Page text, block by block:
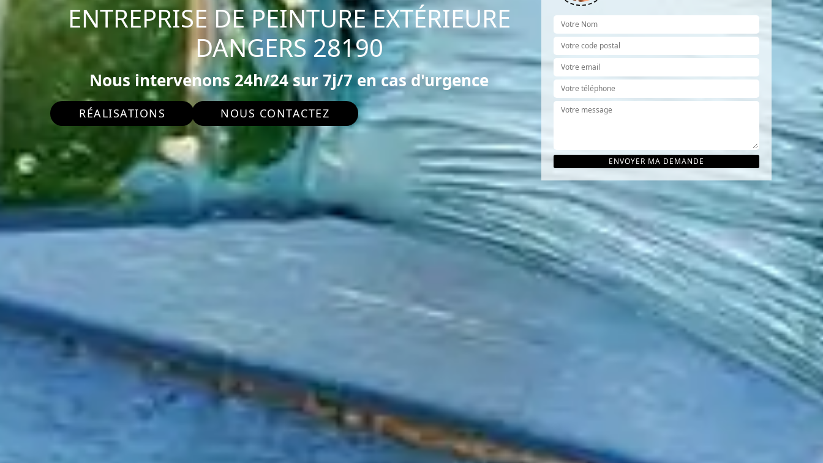
ENTREPRISE DE PEINTURE EXTÉRIEURE
DANGERS 28190
Nous intervenons 24h/24 sur 7j/7 en cas d'urgence
RÉALISATIONS NOUS CONTACTEZ